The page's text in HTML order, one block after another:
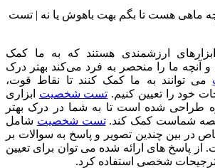
ارزشمندی هستند که به ما کمک
و آنچه ما را منحصر به فرد می‌کند بهتر درک
می توانند به ما کمک کنند تا نقاط قوت،
خود را تعیین کنیم. تست شخصیت ابزاری
طراحی شده است تا به شما در درک بهتر
شماست کمک کند.تست شخصیت شامل
در بین چندین تصویر و پاسخ به سوالات بر
از پاسخ های ارائه شده می توان برای تعیین
شخصی استفاده کرد.